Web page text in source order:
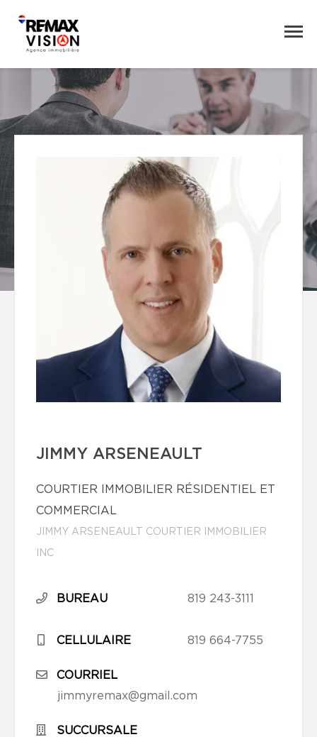
JIMMY ARSENEAULT
COURTIER IMMOBILIER RÉSIDENTIEL ET
COMMERCIAL
JIMMY ARSENEAULT COURTIER IMMOBILIER
INC
BUREAU 819 243-3111
CELLULAIRE 819 664-7755
COURRIEL
jimmyremax@gmail.com
SUCCURSALE